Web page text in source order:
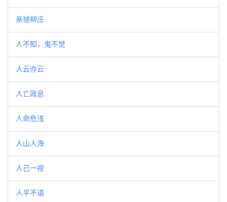
亲禭柳庄
人不知，鬼不觉
人云亦云
人亡政息
人命危浅
人山人海
人己一视
人平不语